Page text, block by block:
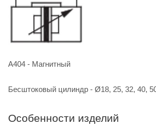
A404 - Магнитный
Бесштоковый цилиндр - Ø18, 25, 32, 40,
Особенности изделий